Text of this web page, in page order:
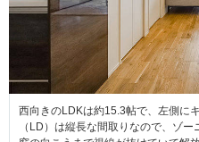
西向きのLDKは約15.3帖で、左側に
（LD）は縦長な間取りなので、ゾ